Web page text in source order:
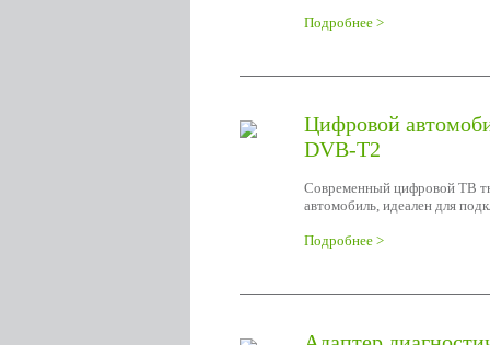
Подробнее >
Цифровой
DVB-T2
Современный цифровой ТВ
автомобиль, идеален для
Подробнее >